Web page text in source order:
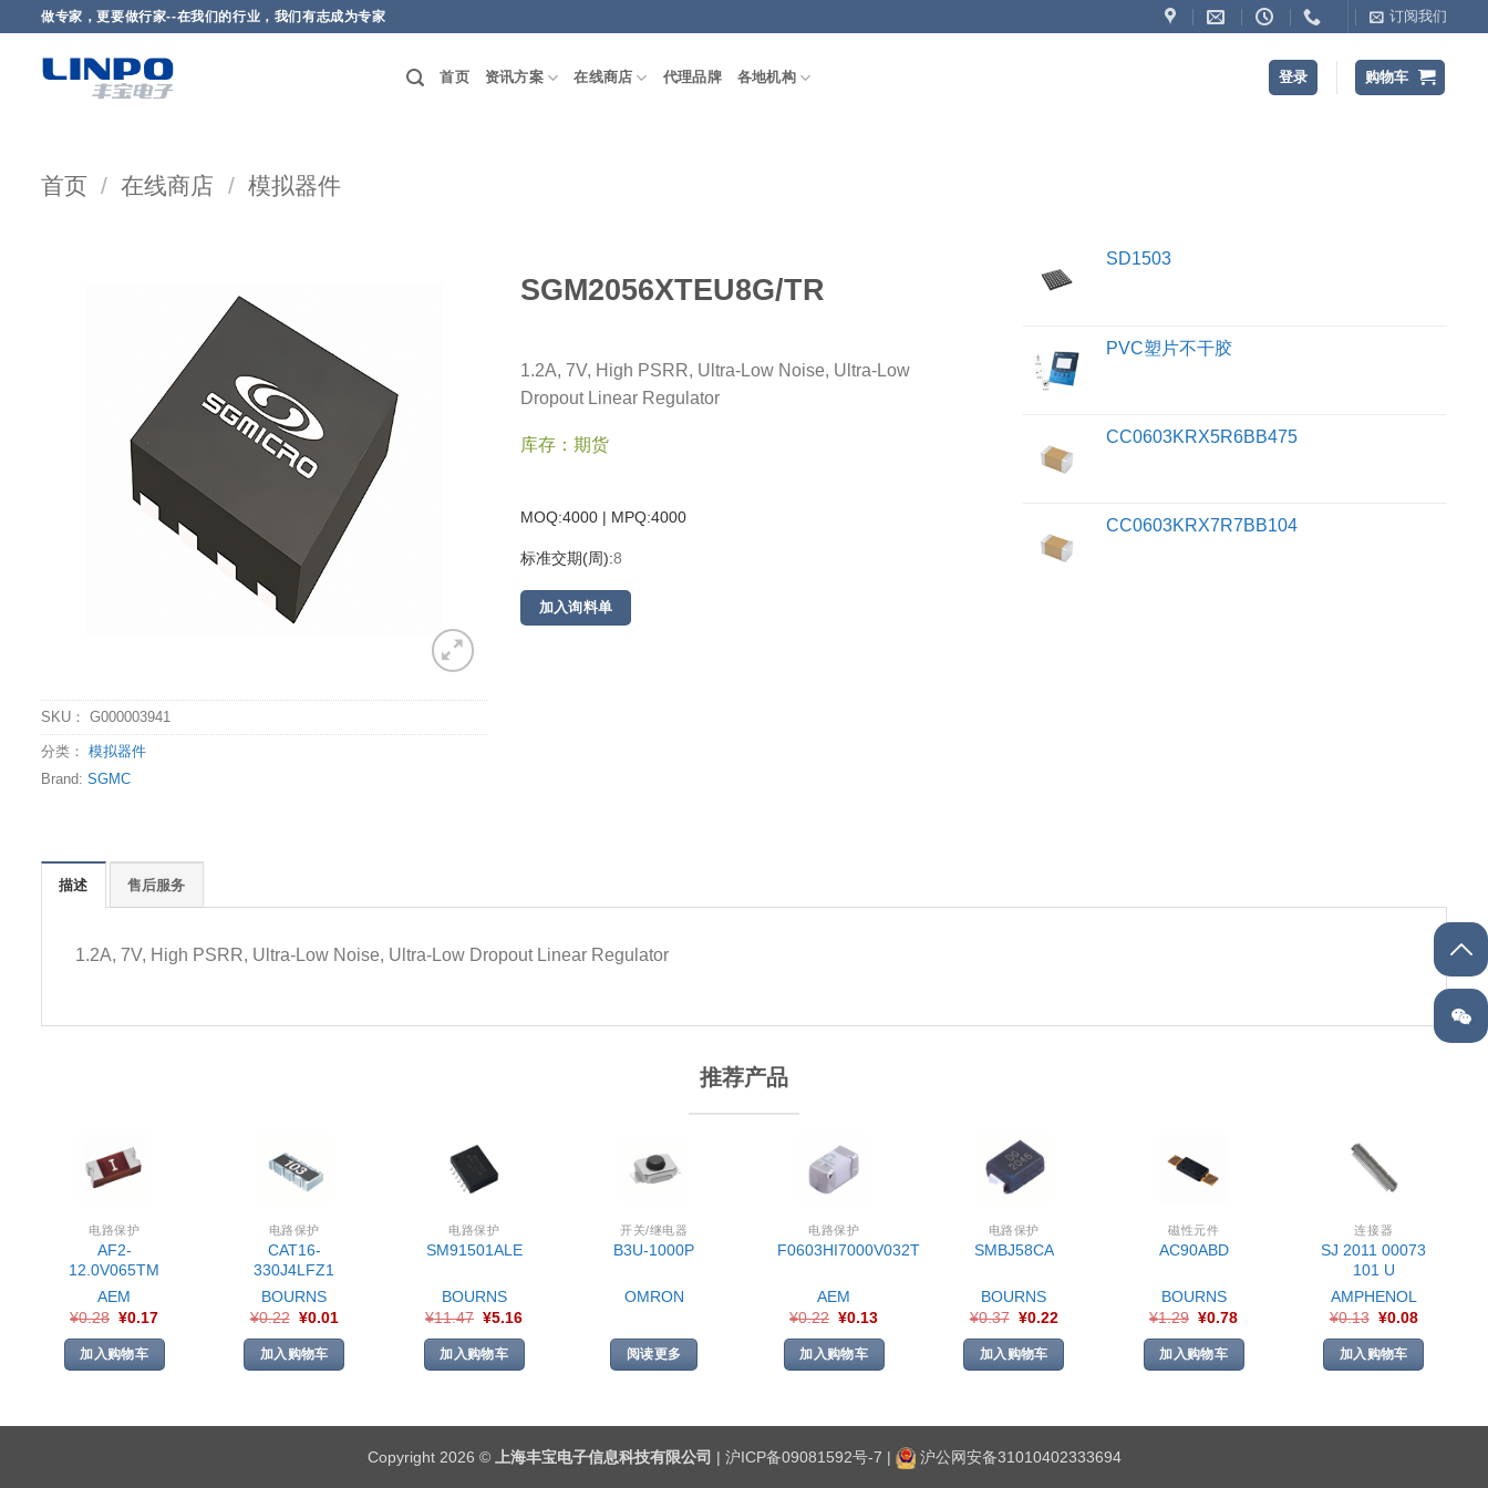
做专家，更要做行家--在我们的行业，我们有志成为专家 订阅我们
首页 资讯方案 在线商店 代理品牌 各地机构 登录 购物车
首页 / 在线商店 / 模拟器件
SKU： G000003941
分类： 模拟器件
Brand: SGMC
SGM2056XTEU8G/TR
1.2A, 7V, High PSRR, Ultra-Low Noise, Ultra-Low
Dropout Linear Regulator
库存：期货
MOQ:4000 | MPQ:4000
标准交期(周):8
加入询料单
SD1503
PVC塑片不干胶
CC0603KRX5R6BB475
CC0603KRX7R7BB104
描述 售后服务
1.2A, 7V, High PSRR, Ultra-Low Noise, Ultra-Low Dropout Linear Regulator
推荐产品
电路保护
AF2-
12.0V065TM
AEM
¥0.28 ¥0.17
加入购物车
电路保护
CAT16-
330J4LFZ1
BOURNS
¥0.22 ¥0.01
加入购物车
电路保护
SM91501ALE
BOURNS
¥11.47 ¥5.16
加入购物车
开关/继电器
B3U-1000P
OMRON
阅读更多
电路保护
F0603HI7000V032T
AEM
¥0.22 ¥0.13
加入购物车
电路保护
SMBJ58CA
BOURNS
¥0.37 ¥0.22
加入购物车
磁性元件
AC90ABD
BOURNS
¥1.29 ¥0.78
加入购物车
连接器
SJ 2011 00073
101 U
AMPHENOL
¥0.13 ¥0.08
加入购物车
Copyright 2026 © 上海丰宝电子信息科技有限公司 | 沪ICP备09081592号-7 | 沪公网安备31010402333694